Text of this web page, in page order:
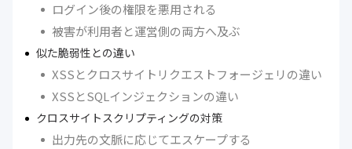
ログイン後の権限を悪用される
被害が利用者と運営側の両方へ及ぶ
似た脆弱性との違い
XSSとクロスサイトリクエストフォージェリの違い
XSSとSQLインジェクションの違い
クロスサイトスクリプティングの対策
出力先の文脈に応じてエスケープする